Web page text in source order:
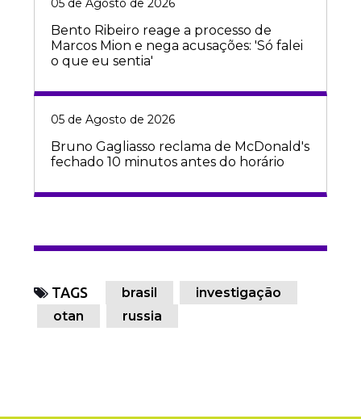
05 de Agosto de 2026
Bento Ribeiro reage a processo de
Marcos Mion e nega acusações: 'Só falei
o que eu sentia'
05 de Agosto de 2026
Bruno Gagliasso reclama de McDonald's
fechado 10 minutos antes do horário
TAGS brasil
investigação
otan
russia